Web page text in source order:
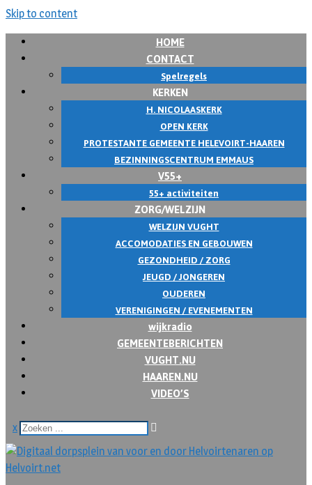
Skip to content
HOME
CONTACT
Spelregels
KERKEN
H. NICOLAASKERK
OPEN KERK
PROTESTANTE GEMEENTE HELEVOIRT-HAAREN
BEZINNINGSCENTRUM EMMAUS
V55+
55+ activiteiten
ZORG/WELZIJN
WELZIJN VUGHT
ACCOMODATIES EN GEBOUWEN
GEZONDHEID / ZORG
JEUGD / JONGEREN
OUDEREN
VERENIGINGEN / EVENEMENTEN
wijkradio
GEMEENTEBERICHTEN
VUGHT.NU
HAAREN.NU
VIDEO’S
x